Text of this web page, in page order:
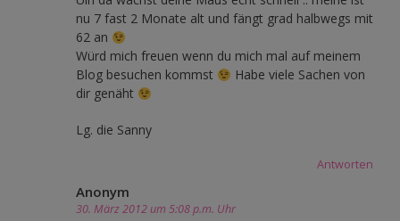
nu 7 fast 2 Monate alt und fängt grad halbwegs mit
62 an
Würd mich freuen wenn du mich mal auf meinem
Blog besuchen kommst
Habe viele Sachen von
dir genäht
Lg. die Sanny
Antworten
Anonym
30. März 2012 um 5:08 p.m. Uhr